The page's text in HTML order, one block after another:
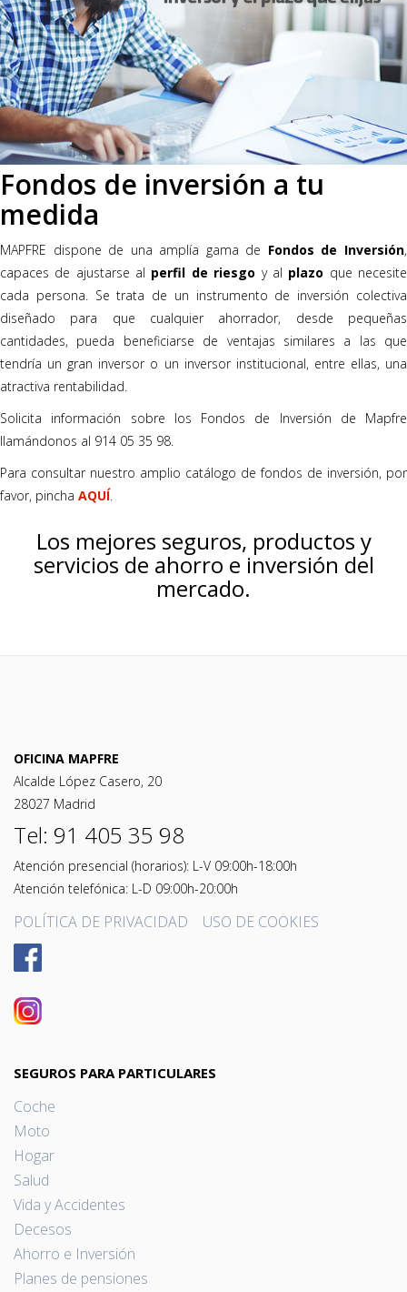
Fondos de inversión a tu
medida
MAPFRE dispone de una amplía gama de Fondos de Inversión,
capaces de ajustarse al perfil de riesgo y al plazo que necesite
cada persona. Se trata de un instrumento de inversión colectiva
diseñado para que cualquier ahorrador, desde pequeñas
cantidades, pueda beneficiarse de ventajas similares a las que
tendría un gran inversor o un inversor institucional, entre ellas, una
atractiva rentabilidad.
Solicita información sobre los Fondos de Inversión de Mapfre
llamándonos al 914 05 35 98.
Para consultar nuestro amplio catálogo de fondos de inversión, por
favor, pincha AQUÍ.
Los mejores seguros, productos y
servicios de ahorro e inversión del
mercado.
OFICINA MAPFRE
Alcalde López Casero, 20
28027 Madrid
Tel: 91 405 35 98
Atención presencial (horarios): L-V 09:00h-18:00h
Atención telefónica: L-D 09:00h-20:00h
POLÍTICA DE PRIVACIDAD USO DE COOKIES
SEGUROS PARA PARTICULARES
Coche
Moto
Hogar
Salud
Vida y Accidentes
Decesos
Ahorro e Inversión
Planes de pensiones